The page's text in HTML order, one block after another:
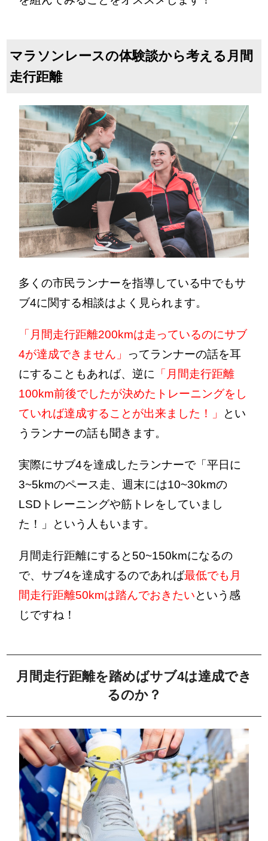
マラソンレースの体験談から考える月間
走行距離
多くの市民ランナーを指導している中でもサ
ブ4に関する相談はよく見られます。
「月間走行距離200kmは走っているのにサブ
4が達成できません」
ってランナーの話を耳
にすることもあれば、逆に 「月間走行距離
100km前後でしたが決めたトレーニングをし
ていれば達成することが出来ました！」
とい
うランナーの話も聞きます。
実際にサブ4を達成したランナーで「平日に
3~5kmのペース走、週末には10~30kmの
LSDトレーニングや筋トレをしていまし
た！」という人もいます。
月間走行距離にすると50~150kmになるの
で、サブ4を達成するのであれば最低でも月
間走行距離50kmは踏んでおきたいという感
じですね！
月間走行距離を踏めばサブ4は達成でき
るのか？